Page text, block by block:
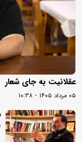
عقلانیت به جای شعار
۰۵ مرداد ۱۴۰۵ - ۱۰:۳۸
۰۴